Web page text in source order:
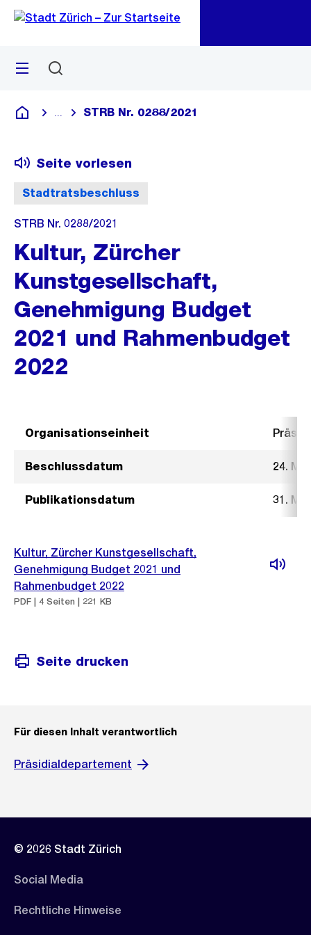
Navigation
Sprunglink
Menü
Deutsch
Blende alle Breadcrumbs ein
STRB Nr. 0288/2021
Stadtratsbeschluss
Seite vorlesen
STRB Nr. 0288/2021
Kultur, Zürcher
Kunstgesellschaft,
Genehmigung Budget
2021 und Rahmenbudget
2022
Organisationseinheit
Beschlussdatum 24.
Publikationsdatum 31.
Kultur, Zürcher Kunstgesellschaft,
Genehmigung Budget 2021 und
Rahmenbudget 2022
PDF | 4 Seiten | 221 KB
Seite drucken
Für diesen Inhalt verantwortlich
Präsidialdepartement
© 2026 Stadt Zürich
Social Media
Rechtliche Hinweise